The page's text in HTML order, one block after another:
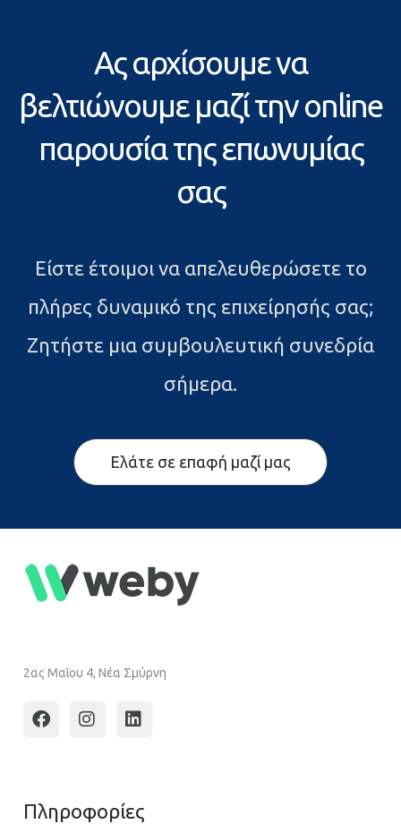
Ας αρχίσουμε να
βελτιώνουμε μαζί την online
παρουσία της επωνυμίας
σας
Είστε έτοιμοι να απελευθερώσετε το
πλήρες δυναμικό της επιχείρησής σας;
Ζητήστε μια συμβουλευτική συνεδρία
σήμερα.
Ελάτε σε επαφή μαζί μας
2ας Μαΐου 4, Νέα Σμύρνη
Πληροφoρίες